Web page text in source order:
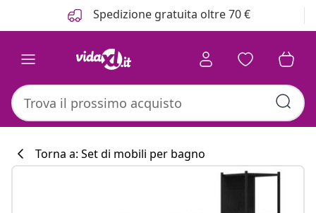
Spedizione gratuita oltre 70 €
Torna a: Set di mobili per bagno